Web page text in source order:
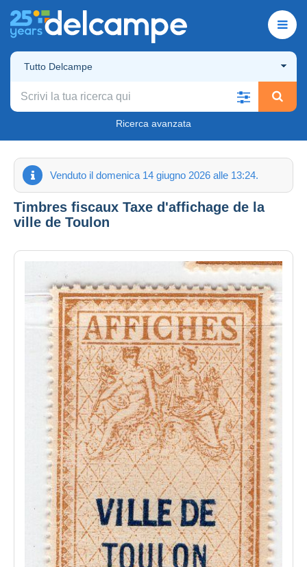
Tutto Delcampe
Ricerca avanzata
Venduto il domenica 14 giugno 2026 alle 13:24.
Timbres fiscaux Taxe d'affichage de la
ville de Toulon